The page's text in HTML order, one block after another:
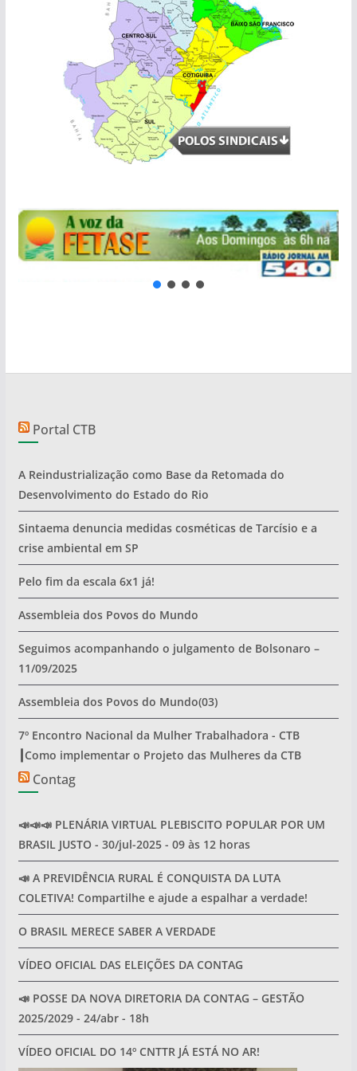
Portal CTB
A Reindustrialização como Base da Retomada do
Desenvolvimento do Estado do Rio
Sintaema denuncia medidas cosméticas de Tarcísio e a
crise ambiental em SP
Pelo fim da escala 6x1 já!
Assembleia dos Povos do Mundo
Seguimos acompanhando o julgamento de Bolsonaro –
11/09/2025
Assembleia dos Povos do Mundo(03)
7º Encontro Nacional da Mulher Trabalhadora - CTB
┃Como implementar o Projeto das Mulheres da CTB
Contag
📣📣📣 PLENÁRIA VIRTUAL PLEBISCITO POPULAR POR UM
BRASIL JUSTO - 30/jul-2025 - 09 às 12 horas
📣 A PREVIDÊNCIA RURAL É CONQUISTA DA LUTA
COLETIVA! Compartilhe e ajude a espalhar a verdade!
O BRASIL MERECE SABER A VERDADE
VÍDEO OFICIAL DAS ELEIÇÕES DA CONTAG
📣 POSSE DA NOVA DIRETORIA DA CONTAG – GESTÃO
2025/2029 - 24/abr - 18h
VÍDEO OFICIAL DO 14º CNTTR JÁ ESTÁ NO AR!